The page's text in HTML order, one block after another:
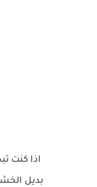
اذا كنت
بديل